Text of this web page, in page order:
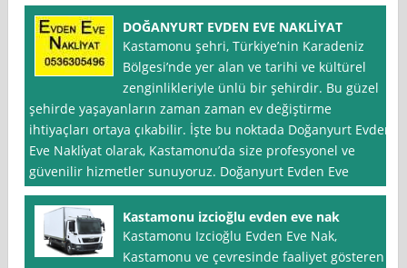
DOĞANYURT EVDEN EVE NAKLİYAT
Kastamonu şehri, Türkiye’nin Karadeniz
Bölgesi’nde yer alan ve tarihi ve kültürel
zenginlikleriyle ünlü bir şehirdir. Bu güzel
şehirde yaşayanların zaman zaman ev değiştirme
ihtiyaçları ortaya çıkabilir. İşte bu noktada Doğanyurt Evden
Eve Nakli̇yat olarak, Kastamonu’da size profesyonel ve
güvenilir hizmetler sunuyoruz. Doğanyurt Evden Eve
Kastamonu izcioğlu evden eve nak
Kastamonu Izcioğlu Evden Eve Nak,
Kastamonu ve çevresinde faaliyet gösteren